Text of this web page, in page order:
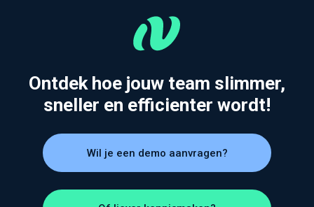
Ontdek hoe jouw team slimmer,
sneller en efficienter wordt!
Wil je een demo aanvragen?